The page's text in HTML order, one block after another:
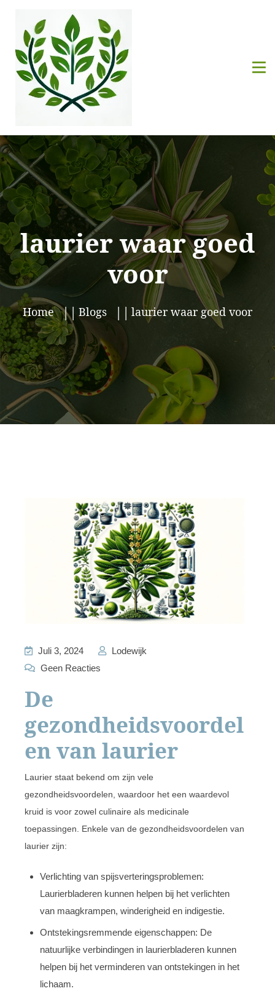
laurier waar goed
voor
Home Blogs laurier waar goed voor
Juli 3, 2024
Lodewijk
Geen Reacties
De
gezondheidsvoordel
en van laurier
Laurier staat bekend om zijn vele
gezondheidsvoordelen, waardoor het een waardevol
kruid is voor zowel culinaire als medicinale
toepassingen. Enkele van de gezondheidsvoordelen van
laurier zijn:
Verlichting van spijsverteringsproblemen:
Laurierbladeren kunnen helpen bij het verlichten
van maagkrampen, winderigheid en indigestie.
Ontstekingsremmende eigenschappen: De
natuurlijke verbindingen in laurierbladeren kunnen
helpen bij het verminderen van ontstekingen in het
lichaam.